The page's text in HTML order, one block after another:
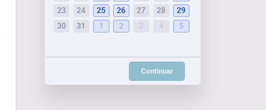
23
24 25 26 27 28
29
30
31 1 2 3 4 5
Continuar